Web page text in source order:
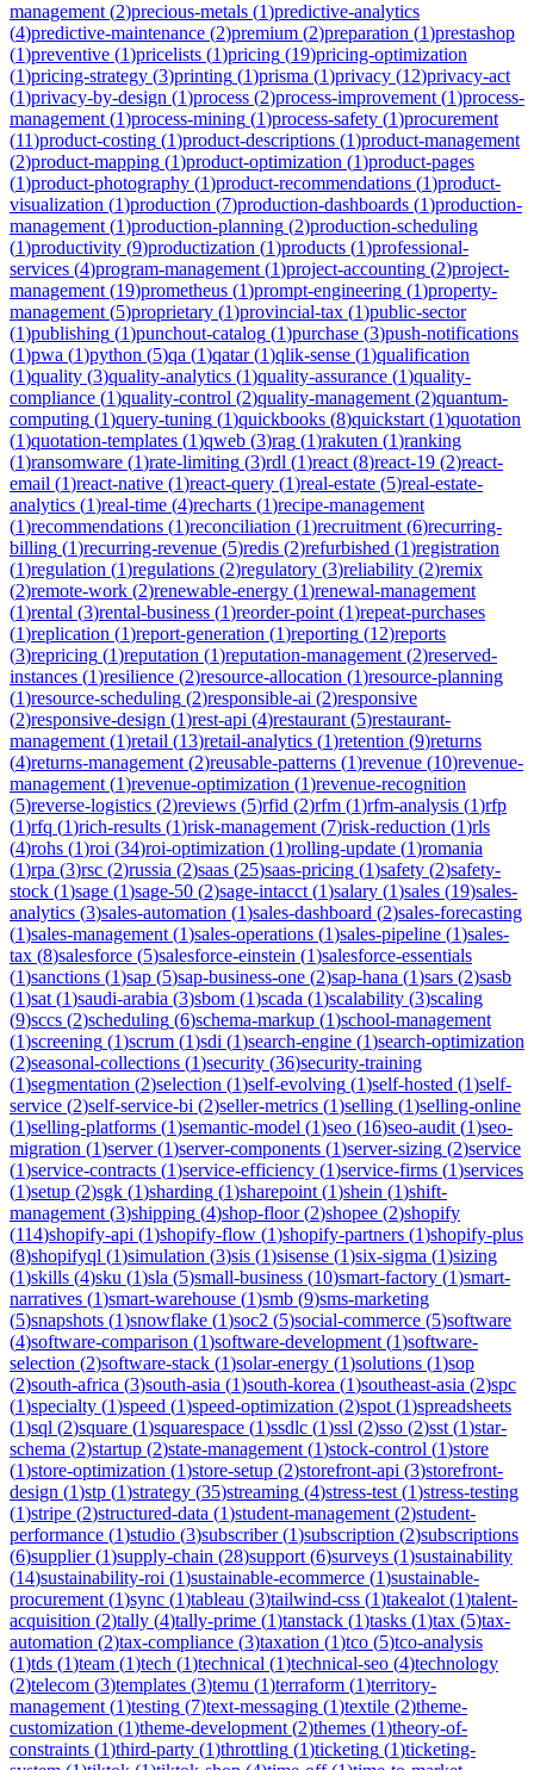
management (2)precious-metals (1)predictive-analytics
(4)predictive-maintenance (2)premium (2)preparation (1)prestashop
(1)preventive (1)pricelists (1)pricing (19)pricing-optimization
(1)pricing-strategy (3)printing (1)prisma (1)privacy (12)privacy-act
(1)privacy-by-design (1)process (2)process-improvement (1)process-
management (1)process-mining (1)process-safety (1)procurement
(11)product-costing (1)product-descriptions (1)product-management
(2)product-mapping (1)product-optimization (1)product-pages
(1)product-photography (1)product-recommendations (1)product-
visualization (1)production (7)production-dashboards (1)production-
management (1)production-planning (2)production-scheduling
(1)productivity (9)productization (1)products (1)professional-
services (4)program-management (1)project-accounting (2)project-
management (19)prometheus (1)prompt-engineering (1)property-
management (5)proprietary (1)provincial-tax (1)public-sector
(1)publishing (1)punchout-catalog (1)purchase (3)push-notifications
(1)pwa (1)python (5)qa (1)qatar(1)qlik-sense (1)qualification
(1)quality (3)quality-analytics (1)quality-assurance (1)quality-
compliance (1)quality-control (2)quality-management (2)quantum-
computing (1)query-tuning (1)quickbooks (8)quickstart (1)quotation
(1)quotation-templates (1)qweb (3)rag (1)rakuten (1)ranking
(1)ransomware (1)rate-limiting (3)rdl (1)react (8)react-19 (2)react-
email (1)react-native (1)react-query (1)real-estate (5)real-estate-
analytics (1)real-time (4)recharts (1)recipe-management
(1)recommendations (1)reconciliation (1)recruitment (6)recurring-
billing (1)recurring-revenue (5)redis (2)refurbished (1)registration
(1)regulation (1)regulations (2)regulatory (3)reliability (2)remix
(2)remote-work (2)renewable-energy (1)renewal-management
(1)rental (3)rental-business (1)reorder-point (1)repeat-purchases
(1)replication (1)report-generation (1)reporting (12)reports
(3)repricing (1)reputation (1)reputation-management (2)reserved-
instances (1)resilience (2)resource-allocation (1)resource-planning
(1)resource-scheduling (2)responsible-ai (2)responsive
(2)responsive-design (1)rest-api (4)restaurant (5)restaurant-
management (1)retail (13)retail-analytics (1)retention (9)returns
(4)returns-management (2)reusable-patterns (1)revenue (10)revenue-
management (1)revenue-optimization (1)revenue-recognition
(5)reverse-logistics (2)reviews (5)rfid (2)rfm (1)rfm-analysis (1)rfp
(1)rfq (1)rich-results (1)risk-management (7)risk-reduction (1)rls
(4)rohs (1)roi (34)roi-optimization (1)rolling-update (1)romania
(1)rpa (3)rsc (2)russia (2)saas (25)saas-pricing (1)safety (2)safety-
stock (1)sage (1)sage-50 (2)sage-intacct (1)salary (1)sales (19)sales-
analytics (3)sales-automation (1)sales-dashboard (2)sales-forecasting
(1)sales-management (1)sales-operations (1)sales-pipeline (1)sales-
tax (8)salesforce (5)salesforce-einstein (1)salesforce-essentials
(1)sanctions (1)sap (5)sap-business-one (2)sap-hana (1)sars (2)sasb
(1)sat (1)saudi-arabia (3)sbom (1)scada (1)scalability (3)scaling
(9)sccs (2)scheduling (6)schema-markup (1)school-management
(1)screening (1)scrum (1)sdi (1)search-engine (1)search-optimization
(2)seasonal-collections (1)security (36)security-training
(1)segmentation (2)selection (1)self-evolving (1)self-hosted (1)self-
service (2)self-service-bi (2)seller-metrics (1)selling (1)selling-online
(1)selling-platforms (1)semantic-model (1)seo (16)seo-audit (1)seo-
migration (1)server(1)server-components (1)server-sizing (2)service
(1)service-contracts (1)service-efficiency (1)service-firms (1)services
(1)setup (2)sgk (1)sharding (1)sharepoint (1)shein (1)shift-
management (3)shipping (4)shop-floor(2)shopee (2)shopify
(114)shopify-api (1)shopify-flow (1)shopify-partners (1)shopify-plus
(8)shopifyql (1)simulation (3)sis (1)sisense (1)six-sigma (1)sizing
(1)skills (4)sku (1)sla (5)small-business (10)smart-factory (1)smart-
narratives (1)smart-warehouse (1)smb (9)sms-marketing
(5)snapshots (1)snowflake (1)soc2 (5)social-commerce (5)software
(4)software-comparison (1)software-development (1)software-
selection (2)software-stack (1)solar-energy (1)solutions (1)sop
(2)south-africa (3)south-asia (1)south-korea (1)southeast-asia (2)spc
(1)specialty (1)speed (1)speed-optimization (2)spot (1)spreadsheets
(1)sql (2)square (1)squarespace (1)ssdlc (1)ssl (2)sso (2)sst (1)star-
schema (2)startup (2)state-management (1)stock-control (1)store
(1)store-optimization (1)store-setup (2)storefront-api (3)storefront-
design (1)stp (1)strategy (35)streaming (4)stress-test (1)stress-testing
(1)stripe (2)structured-data (1)student-management (2)student-
performance (1)studio (3)subscriber(1)subscription (2)subscriptions
(6)supplier(1)supply-chain (28)support (6)surveys (1)sustainability
(14)sustainability-roi (1)sustainable-ecommerce (1)sustainable-
procurement (1)sync (1)tableau (3)tailwind-css (1)takealot (1)talent-
acquisition (2)tally (4)tally-prime (1)tanstack (1)tasks (1)tax (5)tax-
automation (2)tax-compliance (3)taxation (1)tco (5)tco-analysis
(1)tds (1)team (1)tech (1)technical (1)technical-seo (4)technology
(2)telecom (3)templates (3)temu (1)terraform (1)territory-
management (1)testing (7)text-messaging (1)textile (2)theme-
customization (1)theme-development (2)themes (1)theory-of-
constraints (1)third-party (1)throttling (1)ticketing (1)ticketing-